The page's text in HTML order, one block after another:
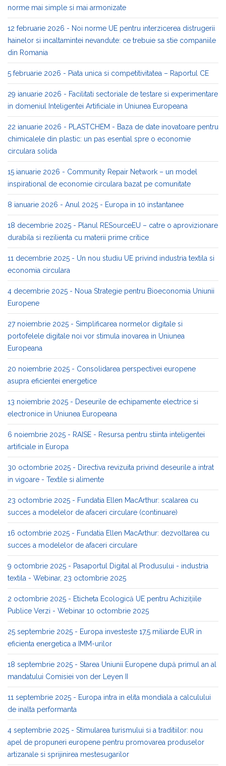
norme mai simple si mai armonizate
12 februarie 2026 - Noi norme UE pentru interzicerea distrugerii
hainelor si incaltamintei nevandute: ce trebuie sa stie companiile
din Romania
5 februarie 2026 - Piata unica si competitivitatea – Raportul CE
29 ianuarie 2026 - Facilitati sectoriale de testare si experimentare
in domeniul Inteligentei Artificiale in Uniunea Europeana
22 ianuarie 2026 - PLASTCHEM - Baza de date inovatoare pentru
chimicalele din plastic: un pas esential spre o economie
circulara solida
15 ianuarie 2026 - Community Repair Network – un model
inspirational de economie circulara bazat pe comunitate
8 ianuarie 2026 - Anul 2025 - Europa in 10 instantanee
18 decembrie 2025 - Planul RESourceEU – catre o aprovizionare
durabila si rezilienta cu materii prime critice
11 decembrie 2025 - Un nou studiu UE privind industria textila si
economia circulara
4 decembrie 2025 - Noua Strategie pentru Bioeconomia Uniunii
Europene
27 noiembrie 2025 - Simplificarea normelor digitale si
portofelele digitale noi vor stimula inovarea in Uniunea
Europeana
20 noiembrie 2025 - Consolidarea perspectivei europene
asupra eficientei energetice
13 noiembrie 2025 - Deseurile de echipamente electrice si
electronice in Uniunea Europeana
6 noiembrie 2025 - RAISE - Resursa pentru stiinta inteligentei
artificiale in Europa
30 octombrie 2025 - Directiva revizuita privind deseurile a intrat
in vigoare - Textile si alimente
23 octombrie 2025 - Fundatia Ellen MacArthur: scalarea cu
succes a modelelor de afaceri circulare (continuare)
16 octombrie 2025 - Fundatia Ellen MacArthur: dezvoltarea cu
succes a modelelor de afaceri circulare
9 octombrie 2025 - Pasaportul Digital al Produsului - industria
textila - Webinar, 23 octombrie 2025
2 octombrie 2025 - Eticheta Ecologică UE pentru Achizițiile
Publice Verzi - Webinar 10 octombrie 2025
25 septembrie 2025 - Europa investeste 17,5 miliarde EUR in
eficienta energetica a IMM-urilor
18 septembrie 2025 - Starea Uniunii Europene după primul an al
mandatului Comisiei von der Leyen II
11 septembrie 2025 - Europa intra in elita mondiala a calculului
de inalta performanta
4 septembrie 2025 - Stimularea turismului si a traditiilor: nou
apel de propuneri europene pentru promovarea produselor
artizanale si sprijinirea mestesugarilor